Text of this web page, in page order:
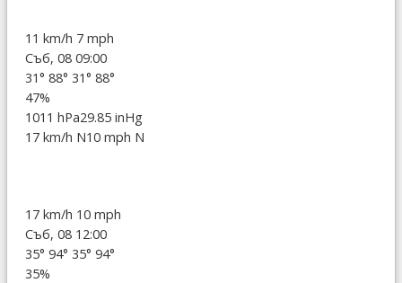
11 km/h 7 mph
Съб, 08 09:00
31° 88° 31° 88°
47%
1011 hPa29.85 inHg
17 km/h N10 mph N
17 km/h 10 mph
Съб, 08 12:00
35° 94° 35° 94°
35%